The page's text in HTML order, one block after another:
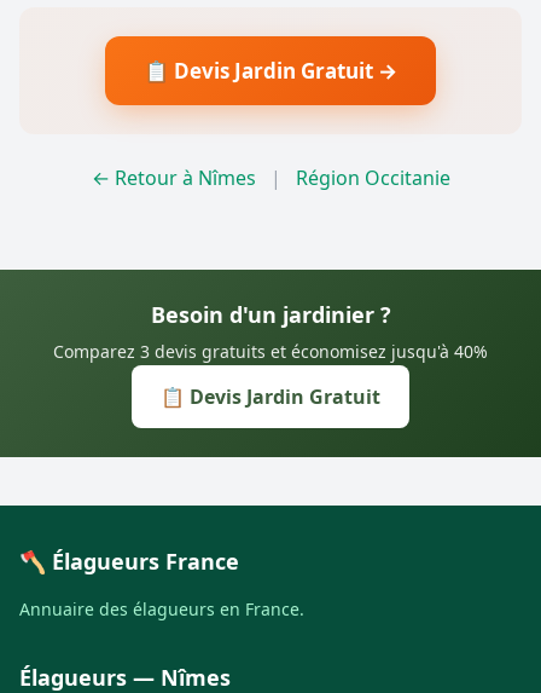
📋 Devis Jardin Gratuit →
← Retour à Nîmes | Région Occitanie
Besoin d'un jardinier ?
Comparez 3 devis gratuits et économisez jusqu'à 40%
📋 Devis Jardin Gratuit
🪓 Élagueurs France
Annuaire des élagueurs en France.
Élagueurs — Nîmes